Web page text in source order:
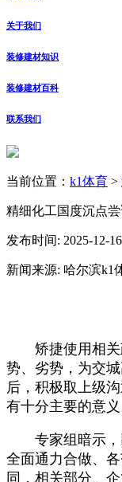
关于我们
装修建材知识
装修建材百科
联系我们
当前位置： k1体育 >
精细化工国度沉点
发布时间: 2025-12-16
新闻来源: 哈尔滨k1
矫捷使用相关
势、劣势，为交
后，积极取上级
有十分主要的意义
专家组暗示，
全面通力合做、
同，相关部分、